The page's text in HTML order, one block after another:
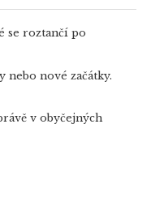
se roztančí po
nebo nové začátky.
v obyčejných